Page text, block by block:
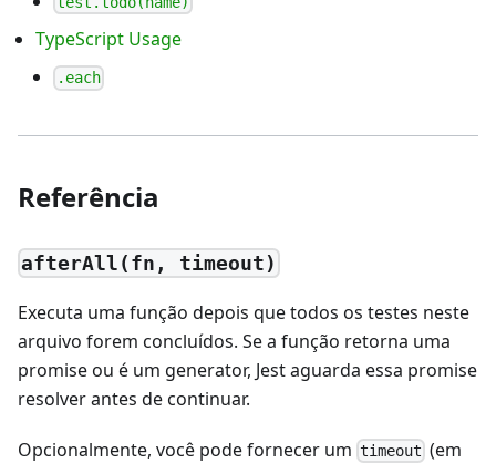
TypeScript Usage
.each
Referência
afterAll(fn, timeout)
Executa uma função depois que todos os testes neste
arquivo forem concluídos. Se a função retorna uma
promise ou é um generator, Jest aguarda essa promise
resolver antes de continuar.
Opcionalmente, você pode fornecer um timeout (em